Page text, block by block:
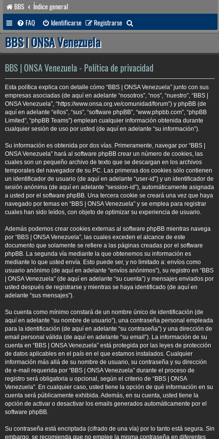
BBS
Índice general
FAQ
Identificarse Registrarse
u
a
r
BBS | ONSA Venezuela
BBS | ONSA Venezuela - Política de privacidad
Esta política explica con detalle cómo “BBS | ONSA Venezuela” junto con sus
empresas asociadas (de aquí en adelante “nosotros”, “nos”, “nuestro”, “BBS |
ONSA Venezuela”, “https://www.onsa.org.ve/comunidad/forum”) y phpBB (de
aquí en adelante “ellos”, “sus”, “software phpBB”, “www.phpbb.com”, “phpBB
Limited”, “phpBB Teams”) emplean cualquier información obtenida durante
cualquier sesión de uso por usted (de aquí en adelante “su información”).
Su información es obtenida por dos vías. Primeramente, navegar por “BBS |
ONSA Venezuela” hará al software phpBB crear un número de cookies, las
cuales son un pequeño archivo de texto que se descargan en los archivos
temporales del navegador de su PC. Las primeras dos cookies sólo contienen
un identificador de usuario (de aquí en adelante “user-id”) y un identificador de
sesión anónima (de aquí en adelante “session-id”), automáticamente asignada
a usted por el software phpBB. Una tercera cookie se creará una vez que haya
navegado por temas en “BBS | ONSA Venezuela” y se emplea para registrar
cuales han sido leídos, con objeto de optimizar su experiencia de usuario.
Además podemos crear cookies externas al software phpBB mientras navega
por “BBS | ONSA Venezuela”, las cuales exceden el alcance de este
documento que solamente se refiere a las páginas creadas por el software
phpBB. La segunda vía mediante la que obtenemos su información es
mediante lo que usted envía. Esto puede ser, y no limitado a: envíos como
usuario anónimo (de aquí en adelante “envíos anónimos”), su registro en “BBS
| ONSA Venezuela” (de aquí en adelante “su cuenta”) y mensajes enviados por
usted después de registrarse y mientras se haya identificado (de aquí en
adelante “sus mensajes”).
Su cuenta como mínimo constará de un nombre único de identificación (de
aquí en adelante “su nombre de usuario”), una contraseña personal empleada
para la identificación (de aquí en adelante “su contraseña”) y una dirección de
email personal válida (de aquí en adelante “su email”). La información de su
cuenta en “BBS | ONSA Venezuela” está protegida por las leyes de protección
de datos aplicables en el país en el que estamos instalados. Cualquier
información más allá de su nombre de usuario, su contraseña y su dirección
de e-mail requerida por “BBS | ONSA Venezuela” durante el proceso de
registro será obligatoria u opcional, según el criterio de “BBS | ONSA
Venezuela”. En cualquier caso, usted tiene la opción de qué información en su
cuenta será públicamente exhibida. Además, en su cuenta, usted tiene la
opción de activar o desactivar los emails generados automáticamente por el
software phpBB.
Su contraseña está encriptada (cifrado de una vía) por lo tanto está segura. Sin
embargo, se recomienda que no emplee la misma contraseña en diferentes